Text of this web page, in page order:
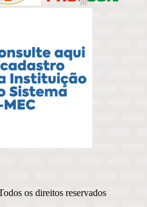
os direitos reservados